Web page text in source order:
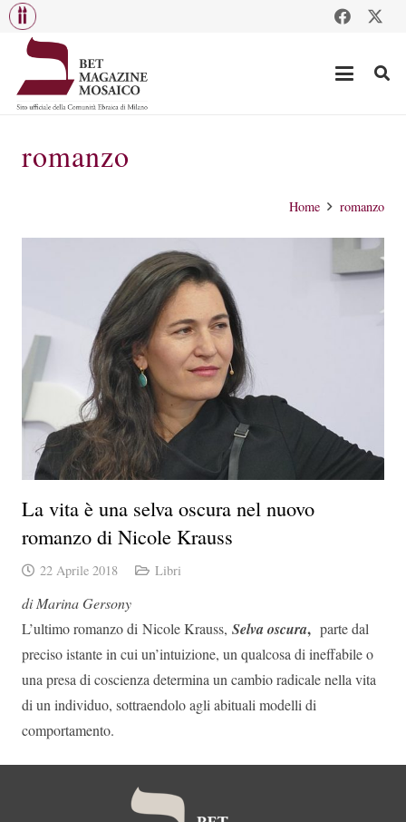
romanzo
Home romanzo
La vita è una selva oscura nel nuovo
romanzo di Nicole Krauss
22 Aprile 2018 Libri
di Marina Gersony
L’ultimo romanzo di Nicole Krauss, Selva oscura, parte dal
preciso istante in cui un’intuizione, un qualcosa di ineffabile o
una presa di coscienza determina un cambio radicale nella vita
di un individuo, sottraendolo agli abituali modelli di
comportamento.